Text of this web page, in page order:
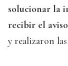
solucionar la
recibir el
y realizaron